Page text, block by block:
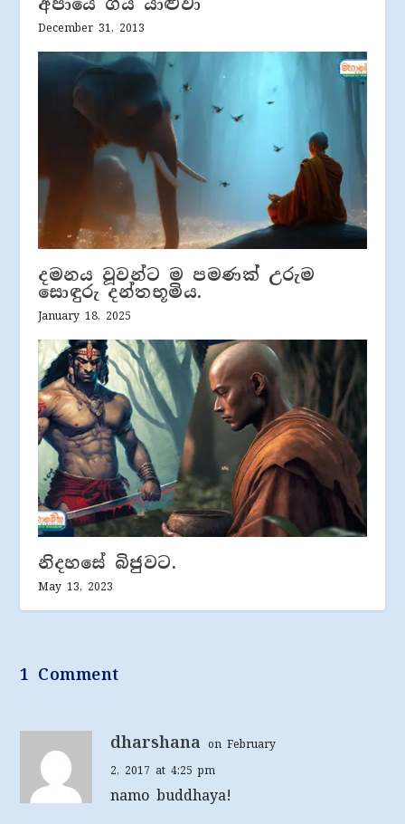
අපායේ ගිය යාළුවා
December 31, 2013
දමනය වූවන්ට ම පමණක් උරුම
සොඳුරු දන්තභූමිය.
January 18, 2025
නිදහසේ බිජුවට.
May 13, 2023
1 Comment
dharshana on February
2, 2017 at 4:25 pm
namo buddhaya!